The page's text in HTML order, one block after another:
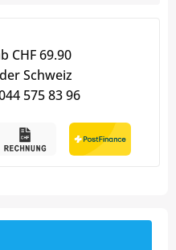
CHF 69.90
Schweiz
575 83 96